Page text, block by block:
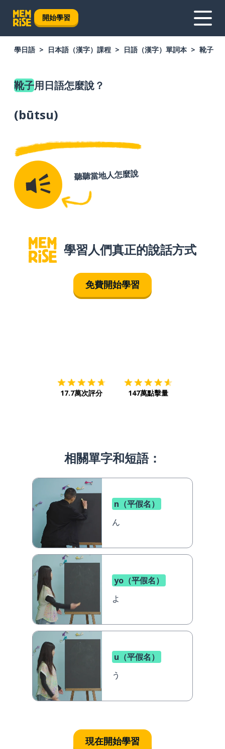
開始學習
學日語 日本語（漢字）課程 日語（漢字）單詞本 靴子
靴子用日語怎麼說？
(būtsu)
聽聽當地人怎麼說
學習人們真正的說話方式
免費開始學習
17.7萬次評分 147萬點擊量
相關單字和短語：
n（平假名）
ん
yo（平假名）
よ
u（平假名）
う
現在開始學習